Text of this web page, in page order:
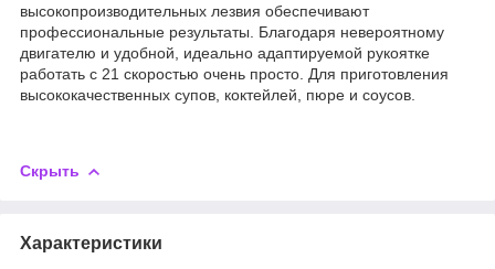
высокопроизводительных лезвия обеспечивают
профессиональные результаты. Благодаря невероятному
двигателю и удобной, идеально адаптируемой рукоятке
работать с 21 скоростью очень просто. Для приготовления
высококачественных супов, коктейлей, пюре и соусов.
Скрыть
Характеристики